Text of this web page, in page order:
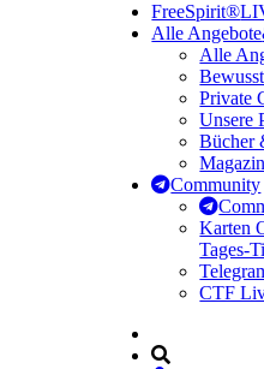
FreeSpirit®
Alle Angebote
Alle
Private
Unsere
Bücher
Community
Karten
Tages-
CTF